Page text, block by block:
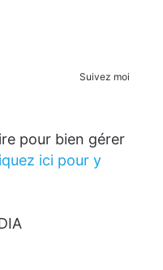
Suivez moi
pour bien gérer
ici pour y